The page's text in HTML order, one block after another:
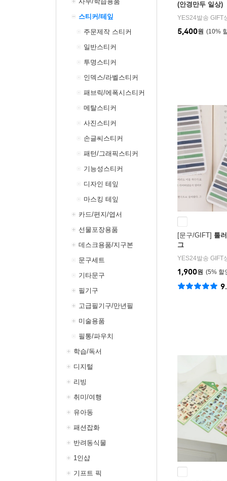
스티커/테잎
주문제작 스티커
일반스티커
투명스티커
인덱스/라벨스티커
패브릭/에폭시스티커
메탈스티커
사진스티커
손글씨스티커
패턴/그래픽스티커
기능성스티커
디자인 테잎
마스킹 테잎
카드/편지/엽서
선물포장용품
데스크용품/지구본
문구세트
기타문구
필기구
고급필기구/만년필
미술용품
필통/파우치
학습/독서
디지털
리빙
취미/여행
유아동
패션잡화
반려동식물
1인샵
기프트 픽
(안경만두 일상)
YES24발송 GIFT
10%
5,400원
[문구/GIFT] 툴
그
YES24발송 GIFT
5%
1,900원